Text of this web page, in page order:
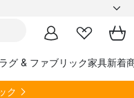
ラグ & ファブリック家具新着
ク